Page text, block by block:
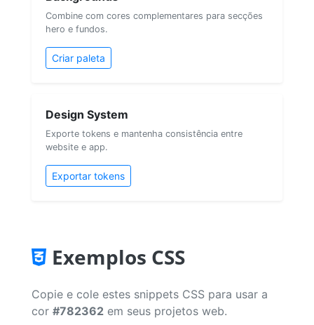
Combine com cores complementares para secções
hero e fundos.
Criar paleta
Design System
Exporte tokens e mantenha consistência entre
website e app.
Exportar tokens
Exemplos CSS
Copie e cole estes snippets CSS para usar a
cor #782362 em seus projetos web.